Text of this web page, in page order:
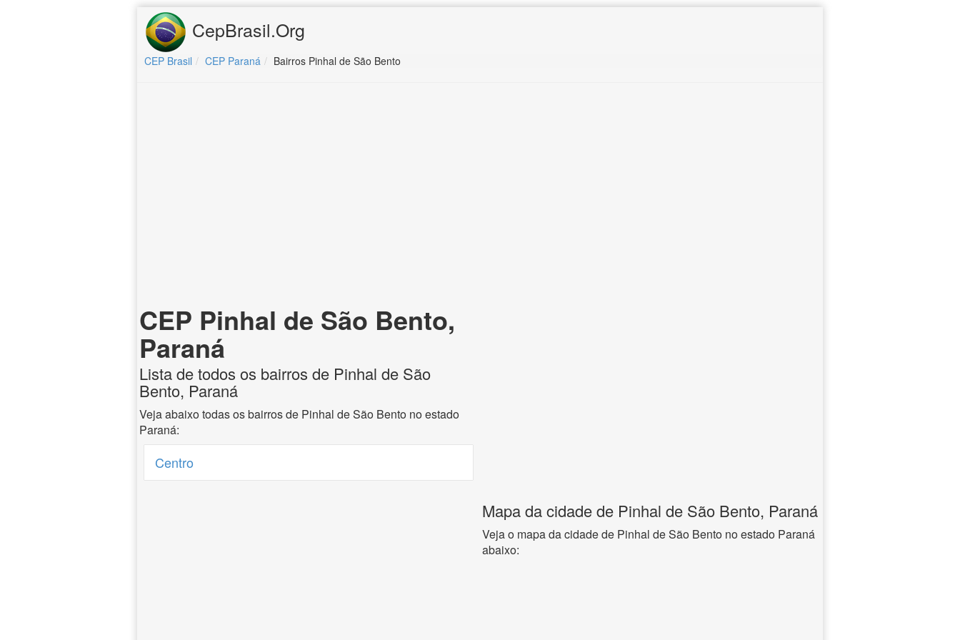
CepBrasil.Org
CEP Brasil CEP Paraná Bairros Pinhal de São Bento
CEP Pinhal de São Bento,
Paraná
Lista de todos os bairros de Pinhal de São
Bento, Paraná
Veja abaixo todas os bairros de Pinhal de São Bento no estado
Paraná:
Centro
Mapa da cidade de Pinhal de São Bento, Paraná
Veja o mapa da cidade de Pinhal de São Bento no estado Paraná
abaixo: